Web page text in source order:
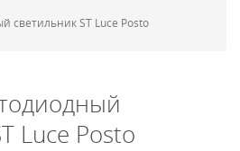
светильник ST Luce Posto
Luce Posto